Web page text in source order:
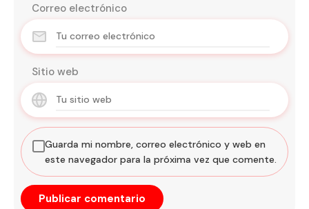
Correo electrónico
Sitio web
Guarda mi nombre, correo electrónico y web en
este navegador para la próxima vez que comente.